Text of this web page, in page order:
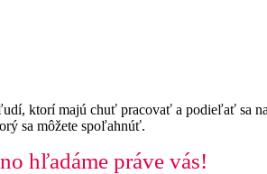
ktorí majú chuť pracovať a podieľať sa
sa môžete spoľahnúť.
hľadáme práve vás!